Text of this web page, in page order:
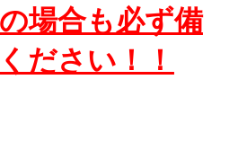
場合も必ず備
ださい！！